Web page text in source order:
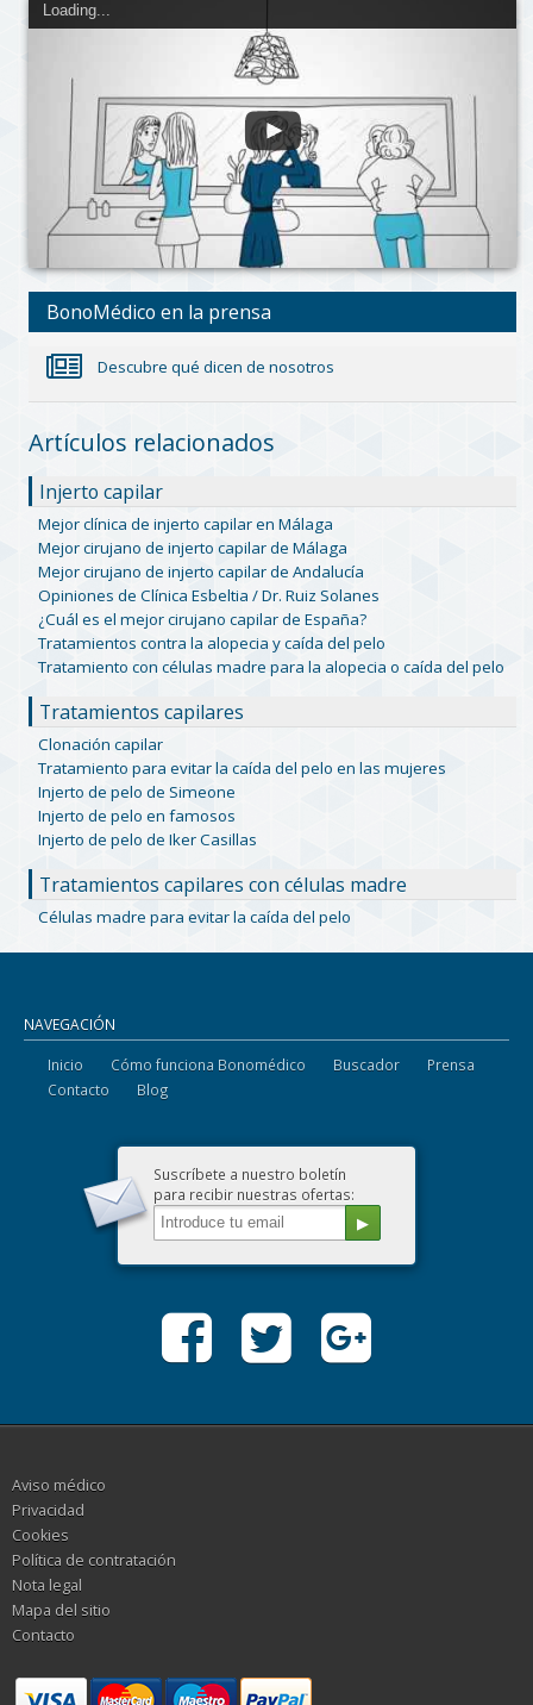
Loading...
BonoMédico en la prensa
Descubre qué dicen de nosotros
Artículos relacionados
Injerto capilar
Mejor clínica de injerto capilar en Málaga
Mejor cirujano de injerto capilar de Málaga
Mejor cirujano de injerto capilar de Andalucía
Opiniones de Clínica Esbeltia / Dr. Ruiz Solanes
¿Cuál es el mejor cirujano capilar de España?
Tratamientos contra la alopecia y caída del pelo
Tratamiento con células madre para la alopecia o caída del pelo
Tratamientos capilares
Clonación capilar
Tratamiento para evitar la caída del pelo en las mujeres
Injerto de pelo de Simeone
Injerto de pelo en famosos
Injerto de pelo de Iker Casillas
Tratamientos capilares con células madre
Células madre para evitar la caída del pelo
NAVEGACIÓN
Inicio Cómo funciona Bonomédico Buscador
Prensa
Contacto
Blog
Suscríbete a nuestro boletín
para recibir nuestras ofertas:
Aviso médico
Privacidad
Cookies
Política de contratación
Nota legal
Mapa del sitio
Contacto